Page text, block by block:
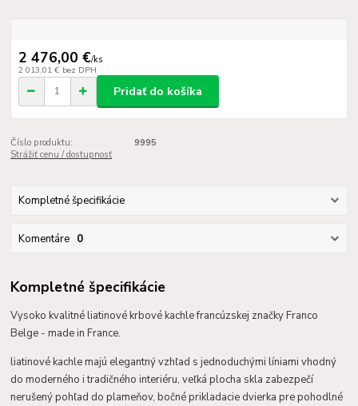
2 476,00 €/ks
2 013,01 € bez DPH
Pridať do košíka
Číslo produktu:
9995
Strážiť cenu / dostupnosť
Kompletné špecifikácie
Komentáre 0
Kompletné špecifikácie
Vysoko kvalitné liatinové krbové kachle francúzskej značky Franco
Belge - made in France.
liatinové kachle majú elegantný vzhľad s jednoduchými líniami vhodný
do moderného i tradičného interiéru, veľká plocha skla zabezpečí
nerušený pohľad do plameňov, bočné prikladacie dvierka pre pohodlné